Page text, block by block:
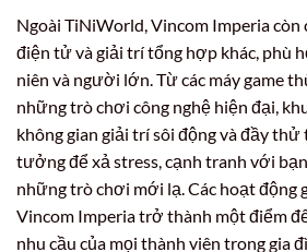
Ngoài TiNiWorld, Vincom Imperia còn
điện tử và giải trí tổng hợp khác, phù
niên và người lớn. Từ các máy game
những trò chơi công nghệ hiện đại,
không gian giải trí sôi động và đầy
tưởng để xả stress, cạnh tranh với
những trò chơi mới lạ. Các hoạt động
Vincom Imperia trở thành một điểm
nhu cầu của mọi thành viên trong gia